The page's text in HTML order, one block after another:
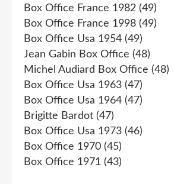
Box Office France 1982 (49)
Box Office France 1998 (49)
Box Office Usa 1954 (49)
Jean Gabin Box Office (48)
Michel Audiard Box Office (48)
Box Office Usa 1963 (47)
Box Office Usa 1964 (47)
Brigitte Bardot (47)
Box Office Usa 1973 (46)
Box Office 1970 (45)
Box Office 1971 (43)